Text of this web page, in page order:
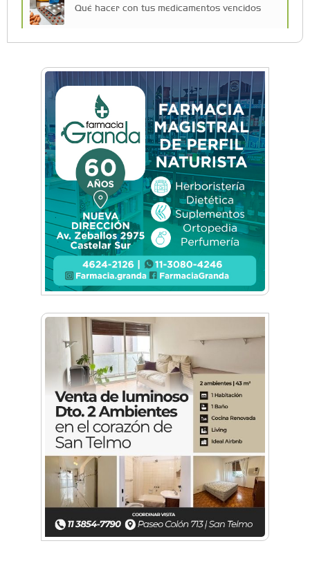
Qué hacer con tus medicamentos vencidos
Más de 80 emprendedores, K-Pop y canje de
Vuelve la expo Morón Se Muestra: dos días
para conocer lo que se produce en el distrito
Historias con Toque Venezolano: Tequeños, la
esencia del sabor y la alegría en un bocado
Build With AI: Google Developer Groups
Castelar llevó charlas de IA a BYTEC
Lunettes de vegetales y corazón de
mozzarella: El paso a paso para una pasta de
autor
Una organización en expansión: Pamela
Álvarez y su enfoque integral en seguros
La mejor berenjena en escabeche está en la
Zona Oeste
Viva Fest llenó la plaza San Martín de Haedo
con música, feria y familias